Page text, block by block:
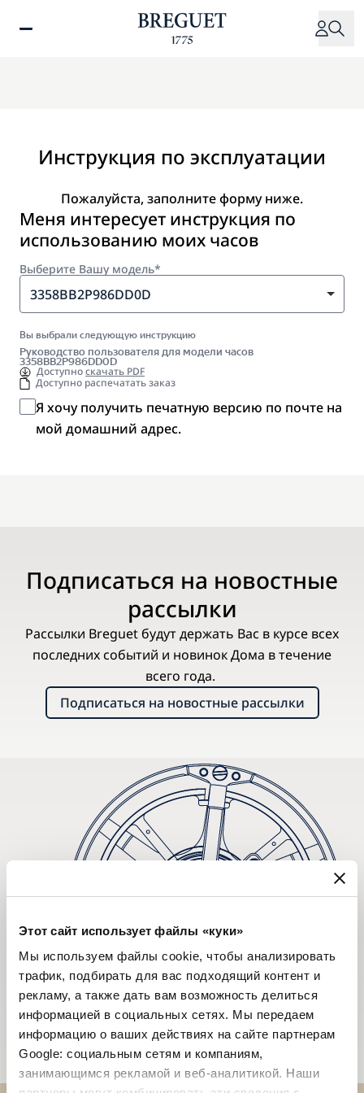
Этот сайт использует файлы «куки»
Мы используем файлы cookie, чтобы анализировать
трафик, подбирать для вас подходящий контент и
рекламу, а также дать вам возможность делиться
информацией в социальных сетях. Мы передаем
информацию о ваших действиях на сайте партнерам
Google: социальным сетям и компаниям,
занимающимся рекламой и веб-аналитикой. Наши
Инструкция по эксплуатации
Пожалуйста, заполните форму ниже.
Меня интересует инструкция по
использованию моих часов
Выберите Вашу модель*
3358BB2P986DD0D
Вы выбрали следующую инструкцию
Руководство пользователя для модели часов
3358BB2P986DD0D
Доступноскачать PDF
Доступно распечатать заказ
Я хочу получить печатную версию по почте на
мой домашний адрес.
Подписаться на новостные
рассылки
Рассылки Breguet будут держать Вас в курсе всех
последних событий и новинок Дома в течение
всего года.
Подписаться на новостные рассылки